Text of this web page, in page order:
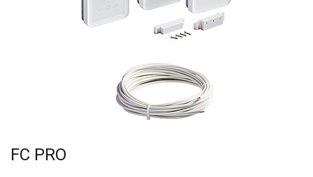
FC PRO